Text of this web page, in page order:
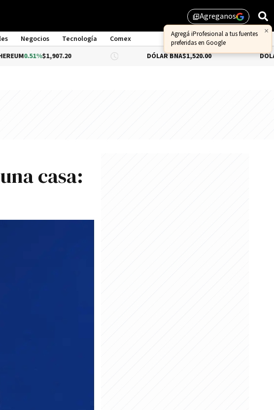
library_addAgreganos
×
Agregá iProfesional a tus fuentes
preferidas en Google
Negocios Tecnología
Comex
$1,907.20 DÓLAR BNA$1,520.00 DÓLAR BLUE-
casa: